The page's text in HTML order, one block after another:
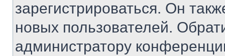
зарегистрироваться. Он
новых пользователей.
администратору